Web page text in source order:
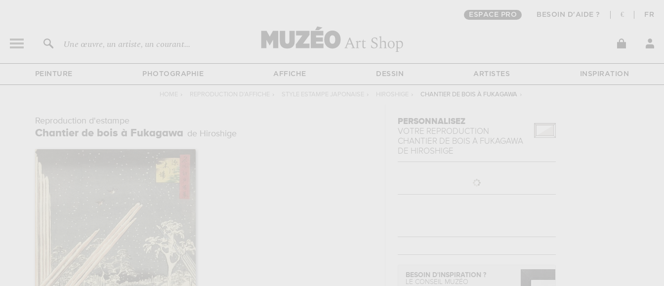
ESPACE PRO BESOIN D'AIDE ? € FR
Une œuvre, un artiste, un courant...
PEINTURE PHOTOGRAPHIE AFFICHE DESSIN ARTISTES INSPIRATION
HOME › REPRODUCTION D'AFFICHE › STYLE ESTAMPE JAPONAISE › HIROSHIGE › CHANTIER DE BOIS À FUKAGAWA ›
Reproduction d'estampe
Chantier de bois à Fukagawa de Hiroshige
PERSONNALISEZ
VOTRE REPRODUCTION
CHANTIER DE BOIS À FUKAGAWA
DE HIROSHIGE
BESOIN D'INSPIRATION ?
LE CONSEIL MUZÉO